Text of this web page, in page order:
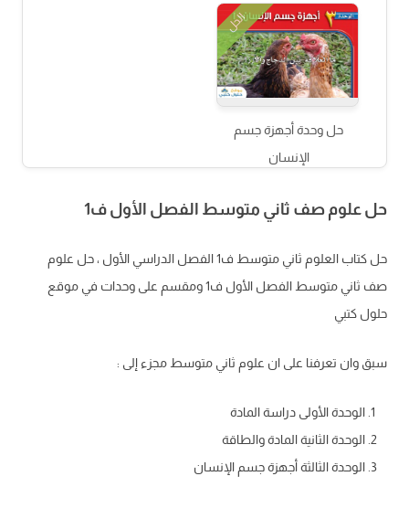
الحل
حل وحدة أجهزة جسم
الإنسان
حل علوم صف ثاني متوسط الفصل الأول ف1
حل كتاب العلوم ثاني متوسط ف1 الفصل الدراسي الأول ، حل علوم
صف ثاني متوسط الفصل الأول ف1 ومقسم على وحدات في موقع
حلول كتبي
سبق وان تعرفنا على ان علوم ثاني متوسط مجزء إلى :
الوحدة الأولى دراسة المادة
الوحدة الثانية المادة والطاقة
الوحدة الثالثة أجهزة جسم الإنسان